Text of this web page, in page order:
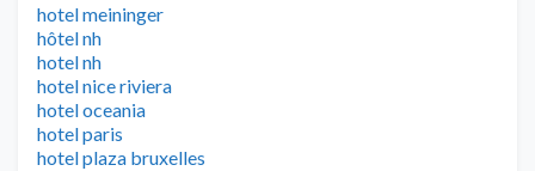
hotel meininger
hôtel nh
hotel nh
hotel nice riviera
hotel oceania
hotel paris
hotel plaza bruxelles